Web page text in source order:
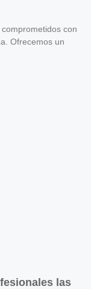
con
Ofrecemos un
las